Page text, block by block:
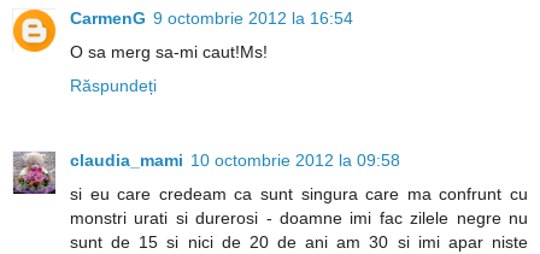
CarmenG 9 octombrie 2012 la 16:54
O sa merg sa-mi caut!Ms!
Răspundeți
claudia_mami 10 octombrie 2012 la 09:58
si eu care credeam ca sunt singura care ma confrunt cu
monstri urati si durerosi - doamne imi fac zilele negre nu
sunt de 15 si nici de 20 de ani am 30 si imi apar niste